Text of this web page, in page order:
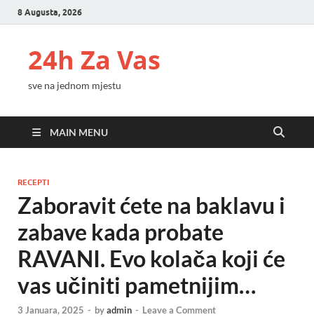
8 Augusta, 2026
24h Za Vas
sve na jednom mjestu
MAIN MENU
RECEPTI
Zaboravit ćete na baklavu i
zabave kada probate
RAVANI. Evo kolača koji će
vas učiniti pametnijim…
3 Januara, 2025 - byadmin - Leave a Comment